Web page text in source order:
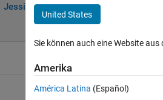
Jessica Lam 23 Mai 2012
United States
Sie können auch eine Website
Amerika
América Latina (Español)